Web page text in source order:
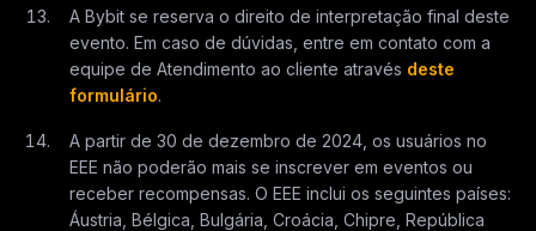
A Bybit se reserva o direito de interpretação final deste
evento. Em caso de dúvidas, entre em contato com a
equipe de Atendimento ao cliente através deste
formulário.
A partir de 30 de dezembro de 2024, os usuários no
EEE não poderão mais se inscrever em eventos ou
receber recompensas. O EEE inclui os seguintes países:
Áustria, Bélgica, Bulgária, Croácia, Chipre, República